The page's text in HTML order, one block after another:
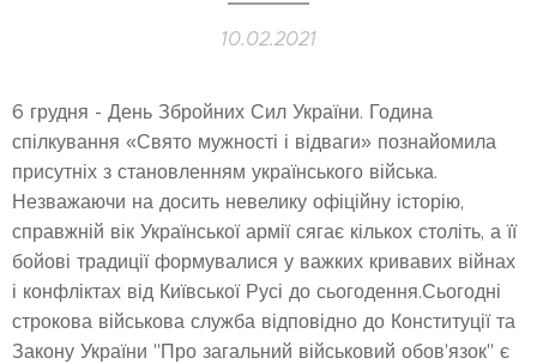
10.02.2021
6 грудня - День Збройних Сил України. Година
спілкування «Свято мужності і відваги» познайомила
присутніх з становленням українського війська.
Незважаючи на досить невелику офіційну історію,
справжній вік Української армії сягає кількох століть, а її
бойові традиції формувалися у важких кривавих війнах
і конфліктах від Київської Русі до сьогодення.Сьогодні
строкова військова служба відповідно до Конституції та
Закону України "Про загальний військовий обов'язок" є